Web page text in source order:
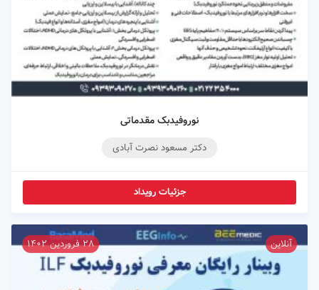
نوروفیدبک مقدماتی
دکتر مسعود نصرت آبادی
جزئیات رویداد
۲۸ فروردین ۱۴۰۲ آنلاین